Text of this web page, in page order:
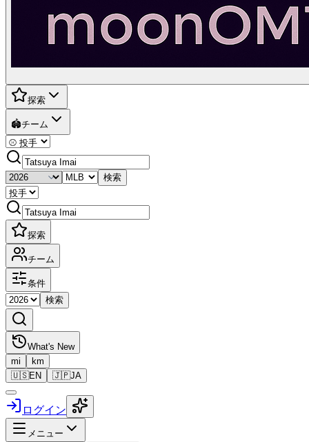
探索
🏟️チーム
検索
探索
チーム
条件
検索
What's New
mi
km
🇺🇸EN 🇯🇵JA
ログイン
メニュー